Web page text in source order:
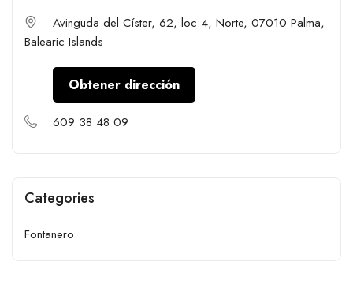
Avinguda del Císter, 62, loc 4, Norte, 07010 Palma,
Balearic Islands
Obtener dirección
609 38 48 09
Categories
Fontanero